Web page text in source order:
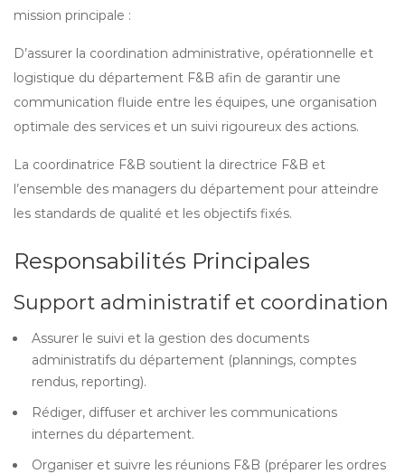
mission principale :
D’assurer la coordination administrative, opérationnelle et
logistique du département F&B afin de garantir une
communication fluide entre les équipes, une organisation
optimale des services et un suivi rigoureux des actions.
La coordinatrice F&B soutient la directrice F&B et
l’ensemble des managers du département pour atteindre
les standards de qualité et les objectifs fixés.
Responsabilités Principales
Support administratif et coordination
Assurer le suivi et la gestion des documents
administratifs du département (plannings, comptes
rendus, reporting).
Rédiger, diffuser et archiver les communications
internes du département.
Organiser et suivre les réunions F&B (préparer les ordres